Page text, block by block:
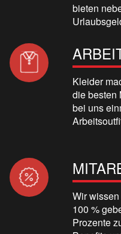
bieten
Kleider
die besten
bei uns
Wir
100 %
Prozente